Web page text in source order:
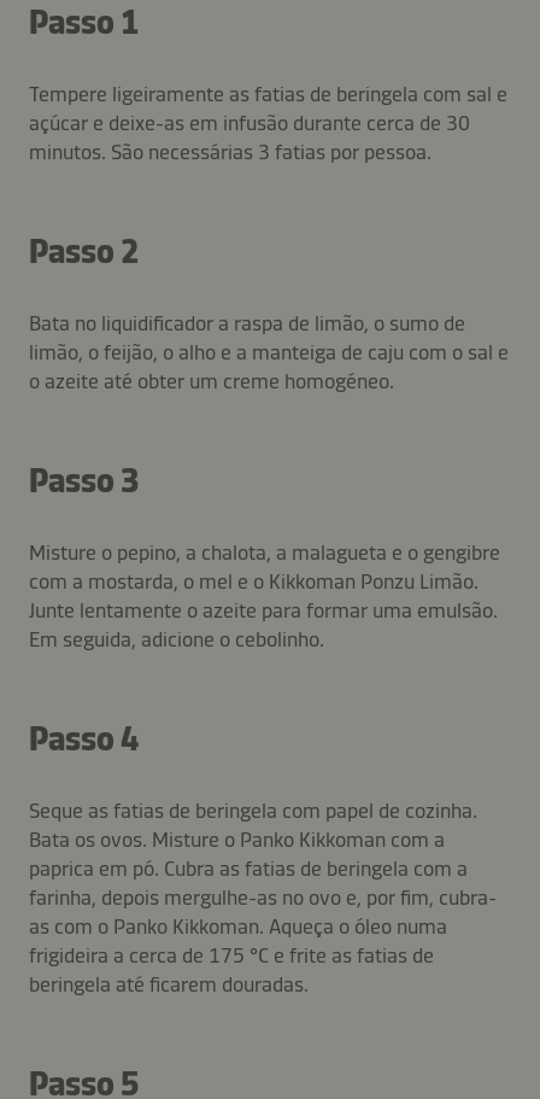
Passo 1
Tempere ligeiramente as fatias de beringela com sal e
açúcar e deixe-as em infusão durante cerca de 30
minutos. São necessárias 3 fatias por pessoa.
Passo 2
Bata no liquidificador a raspa de limão, o sumo de
limão, o feijão, o alho e a manteiga de caju com o sal e
o azeite até obter um creme homogéneo.
Passo 3
Misture o pepino, a chalota, a malagueta e o gengibre
com a mostarda, o mel e o Kikkoman Ponzu Limão.
Junte lentamente o azeite para formar uma emulsão.
Em seguida, adicione o cebolinho.
Passo 4
Seque as fatias de beringela com papel de cozinha.
Bata os ovos. Misture o Panko Kikkoman com a
paprica em pó. Cubra as fatias de beringela com a
farinha, depois mergulhe-as no ovo e, por fim, cubra-
as com o Panko Kikkoman. Aqueça o óleo numa
frigideira a cerca de 175 °C e frite as fatias de
beringela até ficarem douradas.
Passo 5